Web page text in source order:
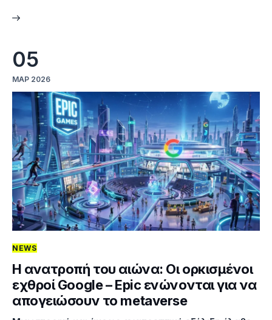
05
ΜΑΡ 2026
NEWS
Η ανατροπή του αιώνα: Οι ορκισμένοι
εχθροί Google – Epic ενώνονται για να
απογειώσουν το metaverse